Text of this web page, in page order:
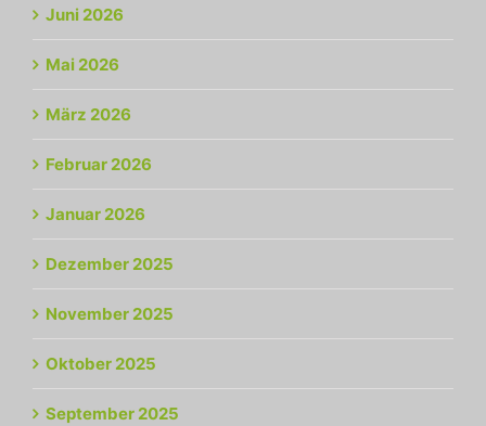
Juni 2026
Mai 2026
März 2026
Februar 2026
Januar 2026
Dezember 2025
November 2025
Oktober 2025
September 2025